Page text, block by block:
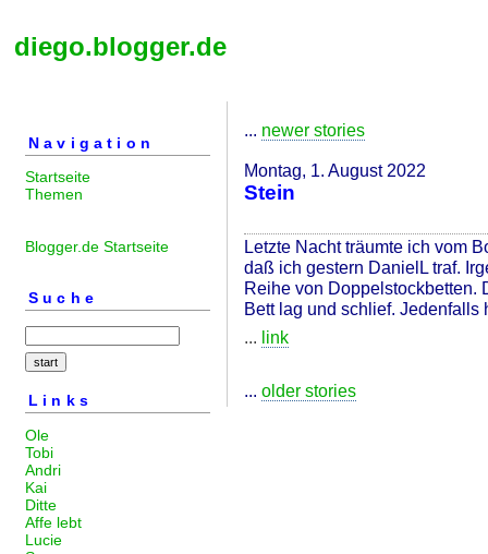
diego.blogger.de
Navigation
Startseite
Themen
Blogger.de Startseite
Suche
Links
Ole
Tobi
Andri
Kai
Ditte
Affe lebt
Lucie
... newer stories
Montag, 1. August 2022
Stein
Letzte Nacht träumte ich vom
daß ich gestern DanielL traf.
Reihe von Doppelstockbetten.
Bett lag und schlief.
... link
... older stories